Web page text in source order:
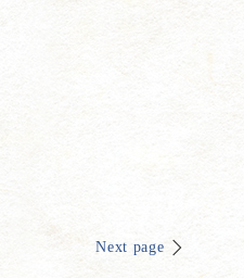
Next page